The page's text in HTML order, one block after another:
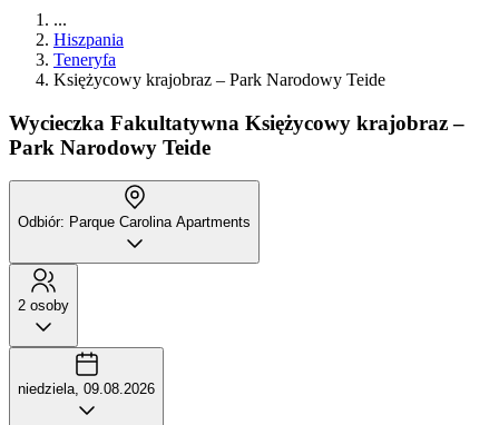
...
Hiszpania
Teneryfa
Księżycowy krajobraz – Park Narodowy Teide
Wycieczka Fakultatywna Księżycowy krajobraz –
Park Narodowy Teide
Odbiór: Parque Carolina Apartments
2 osoby
niedziela, 09.08.2026